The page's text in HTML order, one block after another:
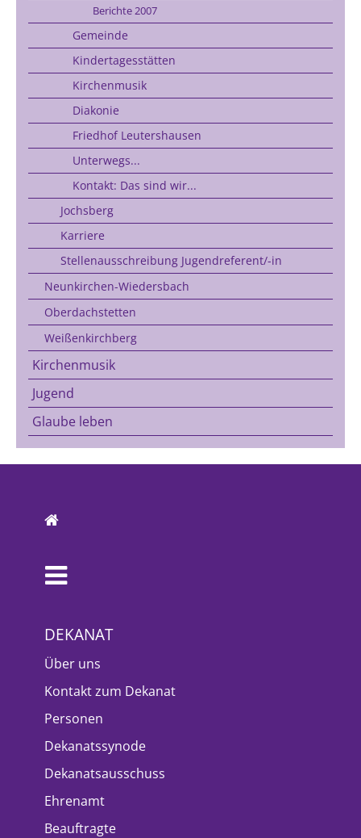
Berichte 2007
Gemeinde
Kindertagesstätten
Kirchenmusik
Diakonie
Friedhof Leutershausen
Unterwegs...
Kontakt: Das sind wir...
Jochsberg
Karriere
Stellenausschreibung Jugendreferent/-in
Neunkirchen-Wiedersbach
Oberdachstetten
Weißenkirchberg
Kirchenmusik
Jugend
Glaube leben
DEKANAT
Über uns
Kontakt zum Dekanat
Personen
Dekanatssynode
Dekanatsausschuss
Ehrenamt
Beauftragte